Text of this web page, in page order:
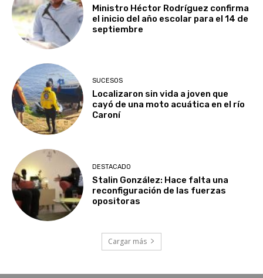
Ministro Héctor Rodríguez confirma
el inicio del año escolar para el 14 de
septiembre
SUCESOS
Localizaron sin vida a joven que
cayó de una moto acuática en el río
Caroní
DESTACADO
Stalin González: Hace falta una
reconfiguración de las fuerzas
opositoras
Cargar más